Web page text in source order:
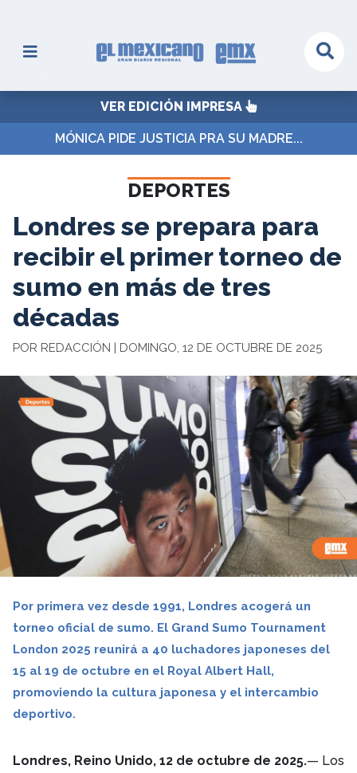
VER EDICIÓN IMPRESA
MÓNICA PIDE JUSTICIA PRA SU MADRE...
DEPORTES
Londres se prepara para
recibir el primer torneo de
sumo en más de tres
décadas
POR REDACCIÓN | DOMINGO, 12 DE OCTUBRE DE 2025
Por primera vez desde 1991, Londres acogerá un
torneo oficial de sumo. El Grand Sumo Tournament
London 2025 reunirá a 40 luchadores japoneses del
15 al 19 de octubre en el Royal Albert Hall,
promoviendo la cultura japonesa y el intercambio
deportivo.
Londres, Reino Unido, 12 de octubre de 2025.— Los